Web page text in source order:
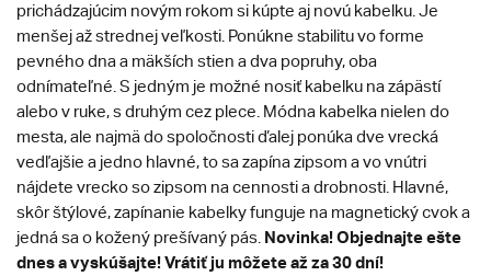
prichádzajúcim novým rokom si kúpte aj novú kabelku. Je
menšej až strednej veľkosti. Ponúkne stabilitu vo forme
pevného dna a mäkších stien a dva popruhy, oba
odnímateľné. S jedným je možné nosiť kabelku na zápästí
alebo v ruke, s druhým cez plece. Módna kabelka nielen do
mesta, ale najmä do spoločnosti ďalej ponúka dve vrecká
vedľajšie a jedno hlavné, to sa zapína zipsom a vo vnútri
nájdete vrecko so zipsom na cennosti a drobnosti. Hlavné,
skôr štýlové, zapínanie kabelky funguje na magnetický cvok a
jedná sa o kožený prešívaný pás. Novinka!Objednajte ešte
dnes a vyskúšajte! Vrátiť ju môžete až za 30 dní!